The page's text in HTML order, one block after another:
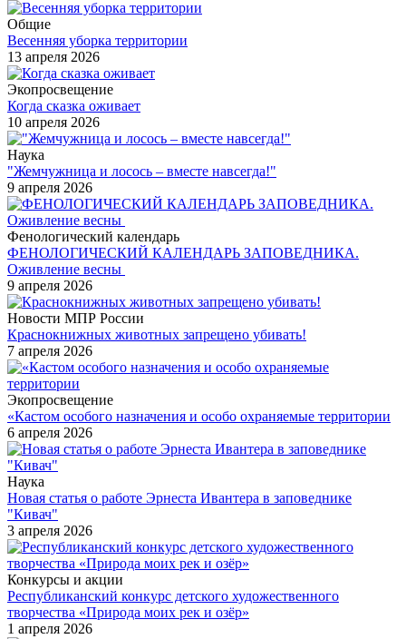
Общие
Весенняя уборка территории
13 апреля 2026
Экопросвещение
Когда сказка оживает
10 апреля 2026
Наука
"Жемчужница и лосось – вместе навсегда!"
9 апреля 2026
Фенологический календарь
ФЕНОЛОГИЧЕСКИЙ КАЛЕНДАРЬ ЗАПОВЕДНИКА.
Оживление весны
9 апреля 2026
Новости МПР России
Краснокнижных животных запрещено убивать!
7 апреля 2026
Экопросвещение
«Кастом особого назначения и особо охраняемые территории
6 апреля 2026
Наука
Новая статья о работе Эрнеста Ивантера в заповеднике
"Кивач"
3 апреля 2026
Конкурсы и акции
Республиканский конкурс детского художественного
творчества «Природа моих рек и озёр»
1 апреля 2026